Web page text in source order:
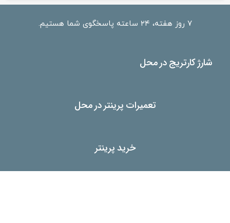
۷ روز هفته، ۲۴ ساعته پاسخگوی شما هستیم.
شارژ کارتریج در محل
تعمیرات پرینتر در محل
خرید پرینتر